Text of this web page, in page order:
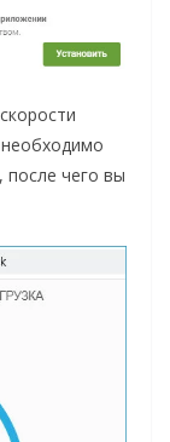
, после чего вы